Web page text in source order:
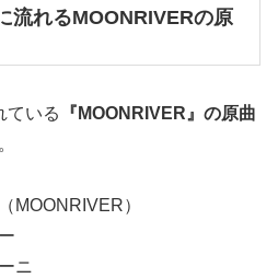
流れるMOONRIVERの原
ている
『MOONRIVER』の原曲
MOONRIVER）
ニ